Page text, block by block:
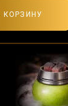
КОРЗИНУ